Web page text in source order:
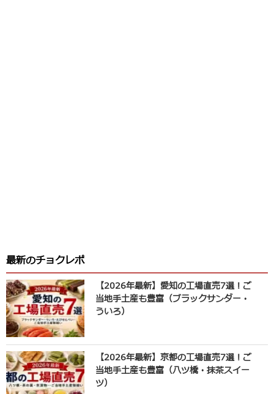
最新のチョクレポ
【2026年最新】愛知の工場直売7選！ご
当地手土産も豊富（ブラックサンダー・
ういろ）
【2026年最新】京都の工場直売7選！ご
当地手土産も豊富（八ツ橋・抹茶スイー
ツ）